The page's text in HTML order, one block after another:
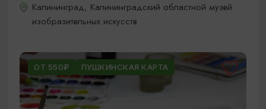
Калининград, Калининградский областной музей
изобразительных искусств
ОТ 550₽ ПУШКИНСКАЯ КАРТА